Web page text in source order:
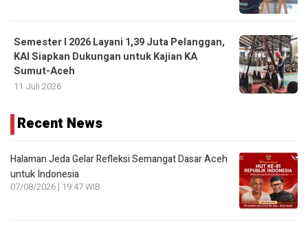
Semester I 2026 Layani 1,39 Juta Pelanggan,
KAI Siapkan Dukungan untuk Kajian KA
Sumut-Aceh
11 Juli 2026
Recent News
Halaman Jeda Gelar Refleksi Semangat Dasar Aceh
untuk Indonesia
07/08/2026 | 19:47 WIB